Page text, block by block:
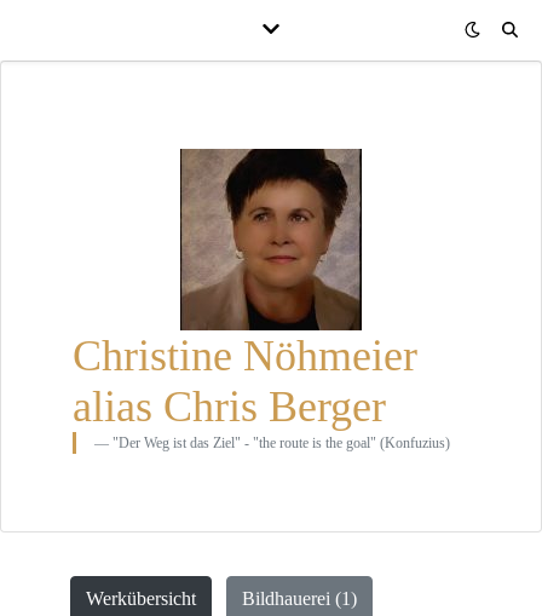
Christine Nöhmeier
alias Chris Berger
"Der Weg ist das Ziel" - "the route is the goal" (Konfuzius)
Werkübersicht Bildhauerei (1)